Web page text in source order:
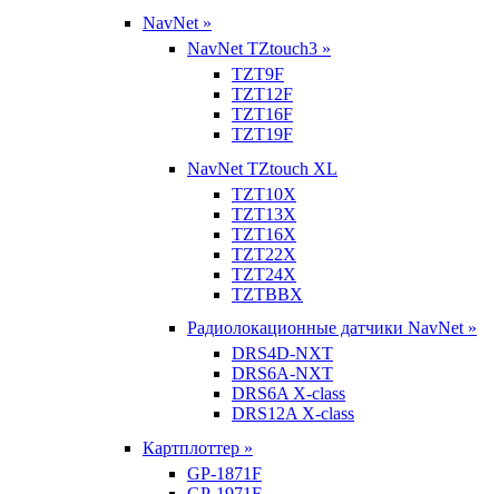
NavNet »
NavNet TZtouch3 »
TZT9F
TZT12F
TZT16F
TZT19F
NavNet TZtouch XL
TZT10X
TZT13X
TZT16X
TZT22X
TZT24X
TZTBBX
Радиолокационные датчики NavNet »
DRS4D-NXT
DRS6A-NXT
DRS6A X-class
DRS12A X-class
Картплоттер »
GP-1871F